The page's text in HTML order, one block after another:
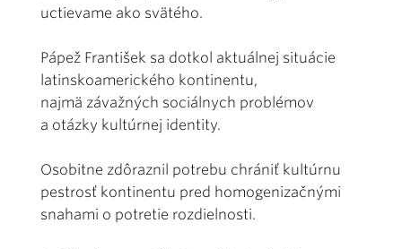
uctievame ako svätého.
Pápež František sa dotkol aktuálnej situácie
latinskoamerického kontinentu,
najmä závažných sociálnych problémov
a otázky kultúrnej identity.
Osobitne zdôraznil potrebu chrániť kultúrnu
pestrosť kontinentu pred homogenizačnými
snahami o potretie rozdielnosti.